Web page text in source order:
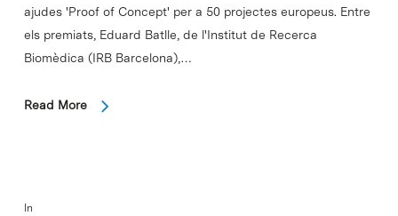
ajudes 'Proof of Concept' per a 50 projectes europeus. Entre
els premiats, Eduard Batlle, de l'Institut de Recerca
Biomèdica (IRB Barcelona),…
Read More
In